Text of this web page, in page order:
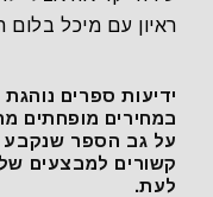
ראיון עם מיכל
ידיעות ספרים
במחירים מופחתים
על גב הספר שנקבע
קשורים למבצעים
לעת.